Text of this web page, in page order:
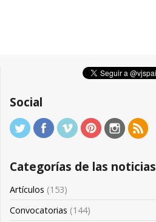
Social
Categorías de las noticias
Artículos (153)
Convocatorias (144)